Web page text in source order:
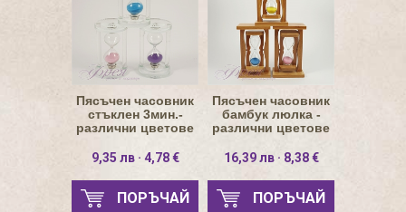
Пясъчен часовник
стъклен 3мин.-
различни цветове
9,35 лв · 4,78 €
ПОРЪЧАЙ
Пясъчен часовник
бамбук люлка -
различни цветове
16,39 лв · 8,38 €
ПОРЪЧАЙ